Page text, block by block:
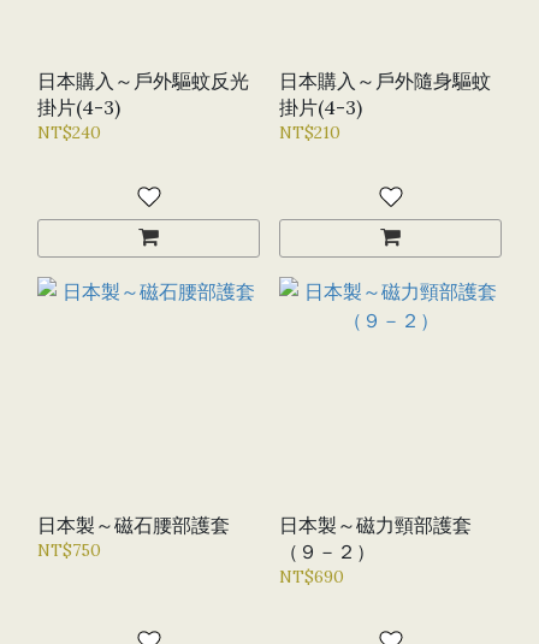
日本購入～戶外驅蚊反光
掛片(4-3)
NT$240
日本購入～戶外隨身驅蚊
掛片(4-3)
NT$210
日本製～磁石腰部護套
NT$750
日本製～磁力頸部護套
（９－２）
NT$690